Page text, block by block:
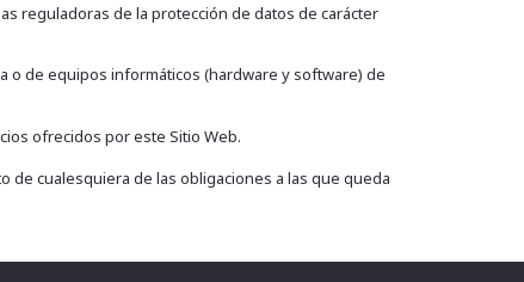
reguladoras de la protección de datos de carácter
de equipos informáticos (hardware y software) de
ofrecidos por este Sitio Web.
de cualesquiera de las obligaciones a las que queda